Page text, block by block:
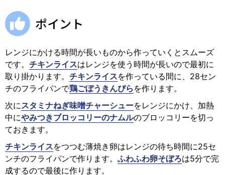
ポイント
レンジにかける時間が長いものから作っていくとスムーズ
です。 チキンライスはレンジを使う時間が長いので最初に
取り掛かります。 チキンライスを作っている間に、28セン
チのフライパンで鶏ごぼうきんぴら を作ります。
次に スタミナねぎ味噌チャーシューをレンジにかけ、加熱
中にやみつきブロッコリーのナムルのブロッコリーを切っ
ておきます。
チキンライスをつつむ薄焼き卵はレンジの待ち時間に25セ
ンチのフライパンで作ります。 ふわふわ卵そぼろは5分で完
成するので最後に作ります。